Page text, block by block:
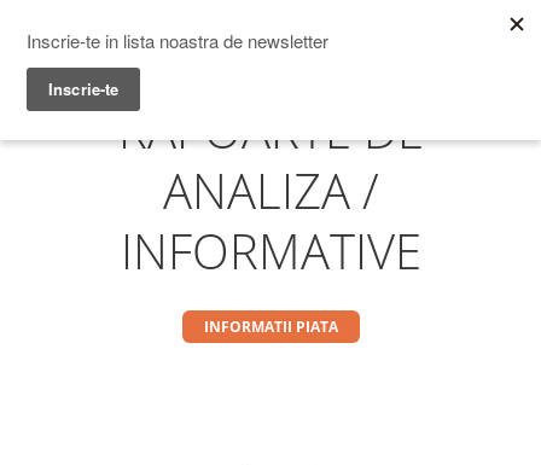
Menu
Prime Transaction
RAPOARTE DE
ANALIZA /
INFORMATIVE
INFORMATII PIATA